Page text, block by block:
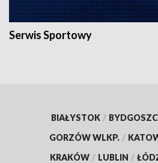
Serwis Sportowy
BIAŁYSTOK /
GORZÓW WLKP. /
KRAKÓW / LUBLIN /